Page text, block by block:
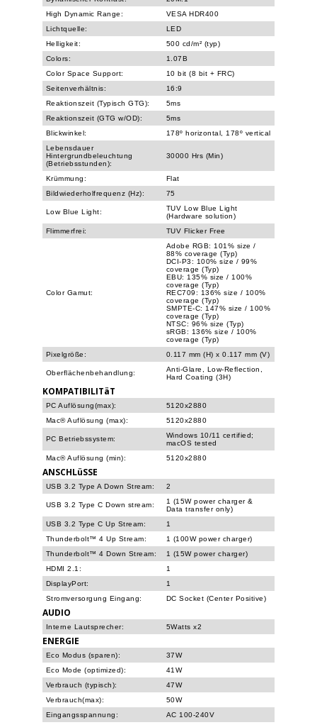
High Dynamic Range:
VESA HDR400
Lichtquelle:
LED
Helligkeit:
500 cd/m² (typ)
Colors:
1.07B
Color Space Support:
10 bit (8 bit + FRC)
Seitenverhältnis:
16:9
Reaktionszeit (Typisch GTG):
5ms
Reaktionszeit (GTG w/OD):
5ms
Blickwinkel:
178º horizontal, 178º vertical
Lebensdauer
Hintergrundbeleuchtung
(Betriebsstunden):
30000 Hrs (Min)
Krümmung:
Flat
Bildwiederholfrequenz (Hz):
75
Low Blue Light:
TUV Low Blue Light
(Hardware solution)
Flimmerfrei:
TUV Flicker Free
Color Gamut:
Adobe RGB: 101% size /
88% coverage (Typ)
DCI-P3: 100% size / 99%
coverage (Typ)
EBU: 135% size / 100%
coverage (Typ)
REC709: 136% size / 100%
coverage (Typ)
SMPTE-C: 147% size / 100%
coverage (Typ)
NTSC: 96% size (Typ)
sRGB: 136% size / 100%
coverage (Typ)
Pixelgröße:
0.117 mm (H) x 0.117 mm (V)
Oberflächenbehandlung:
Anti-Glare, Low-Reflection,
Hard Coating (3H)
KOMPATIBILITäT
PC Auflösung(max):
5120x2880
Mac® Auflösung (max):
5120x2880
PC Betriebssystem:
Windows 10/11 certified;
macOS tested
Mac® Auflösung (min):
5120x2880
ANSCHLüSSE
USB 3.2 Type A Down Stream: 2
USB 3.2 Type C Down stream:
1 (15W power charger &
Data transfer only)
USB 3.2 Type C Up Stream:
1
Thunderbolt™ 4 Up Stream:
1 (100W power charger)
Thunderbolt™ 4 Down Stream:
1 (15W power charger)
HDMI 2.1:
1
DisplayPort:
1
Stromversorgung Eingang:
DC Socket (Center Positive)
AUDIO
Interne Lautsprecher: 5Watts x2
ENERGIE
Eco Modus (sparen):
37W
Eco Mode (optimized):
41W
Verbrauch (typisch):
47W
Verbrauch(max):
50W
Eingangsspannung:
AC 100-240V